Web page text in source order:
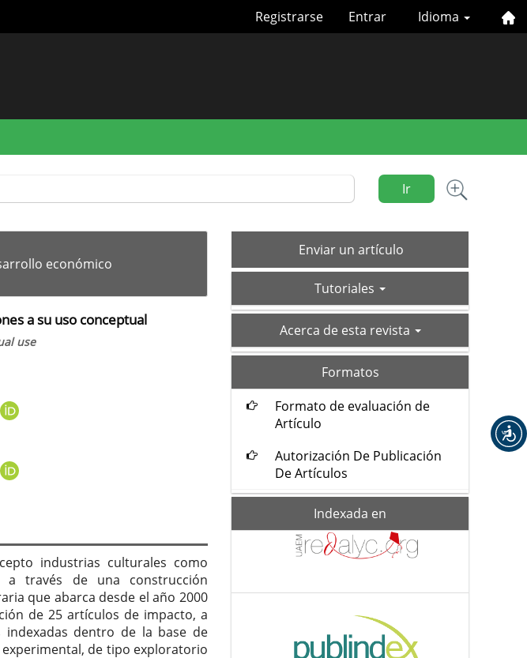
Idioma
Registrarse Entrar
Ir
económico
a su uso conceptual
use
industrias culturales como
a través de una construcción
que abarca desde el año 2000
de 25 artículos de impacto, a
indexadas dentro de la base de
de tipo exploratorio
Enviar
un
Enviar un artículo
Tutoriales
acerca-Acerca de esta revista
Formatos
Formato de evaluación de
Artículo
Autorización De Publicación
De Artículos
Indexada en